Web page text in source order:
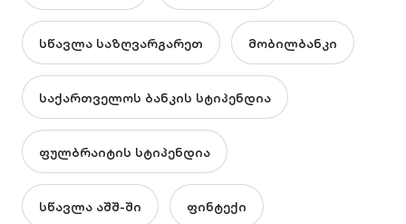
სწავლა საზღვარგარეთ მობილბანკი
საქართველოს ბანკის სტიპენდია
ფულბრაიტის სტიპენდია
სწავლა აშშ-ში ფინტექი